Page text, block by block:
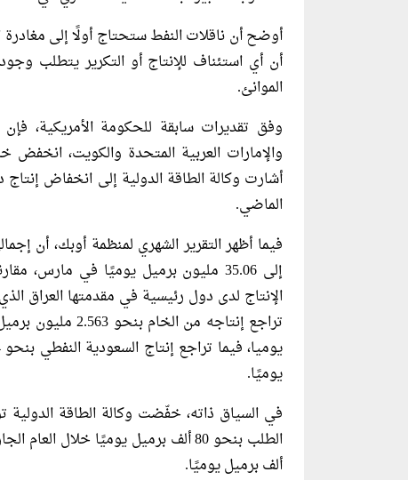
أوضح أن ناقلات النفط ستحتاج أولًا إلى مغادرة
أن أي استئناف للإنتاج أو التكرير
الموانئ.
وفق تقديرات سابقة للحكومة الأمريكية،
الماضي.
فيما أظهر التقرير الشهري لمنظمة أوبك، أن
الإنتاج لدى دول رئيسية في مقدمتها العراق
يوميًا.
في السياق ذاته، خفّضت وكالة الطاقة الدولية
ألف برميل يوميًا.